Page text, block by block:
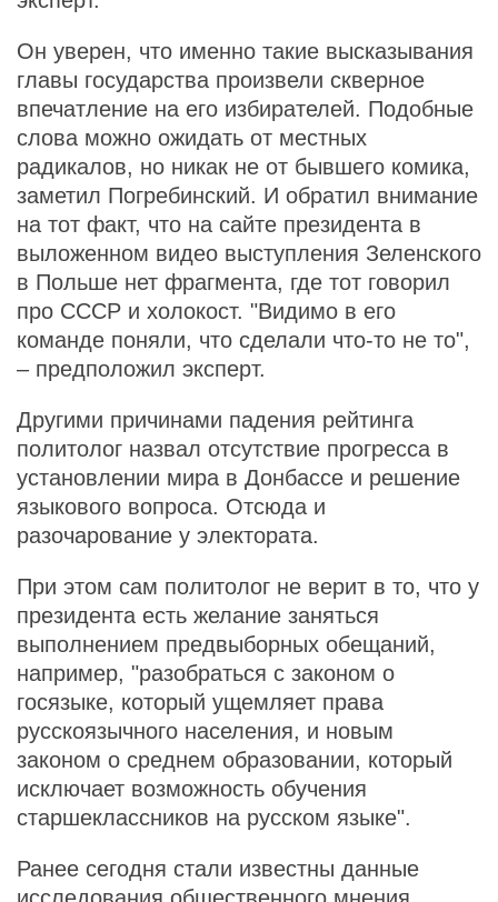
Он уверен, что именно такие высказывания
главы государства произвели скверное
впечатление на его избирателей. Подобные
слова можно ожидать от местных
радикалов, но никак не от бывшего комика,
заметил Погребинский. И обратил внимание
на тот факт, что на сайте президента в
выложенном видео выступления Зеленского
в Польше нет фрагмента, где тот говорил
про СССР и холокост. "Видимо в его
команде поняли, что сделали что-то не то",
– предположил эксперт.
Другими причинами падения рейтинга
политолог назвал отсутствие прогресса в
установлении мира в Донбассе и решение
языкового вопроса. Отсюда и
разочарование у электората.
При этом сам политолог не верит в то, что у
президента есть желание заняться
выполнением предвыборных обещаний,
например, "разобраться с законом о
госязыке, который ущемляет права
русскоязычного населения, и новым
законом о среднем образовании, который
исключает возможность обучения
старшеклассников на русском языке".
Ранее сегодня стали известны данные